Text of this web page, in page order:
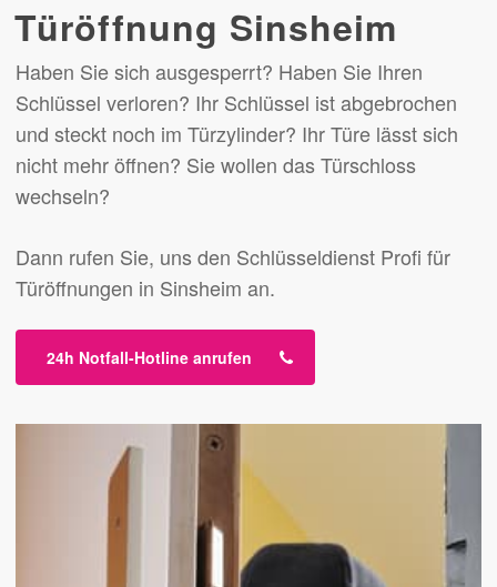
Türöffnung Sinsheim
Haben Sie sich ausgesperrt? Haben Sie Ihren
Schlüssel verloren? Ihr Schlüssel ist abgebrochen
und steckt noch im Türzylinder? Ihr Türe lässt sich
nicht mehr öffnen? Sie wollen das Türschloss
wechseln?
Dann rufen Sie, uns den Schlüsseldienst Profi für
Türöffnungen in Sinsheim an.
24h Notfall-Hotline anrufen